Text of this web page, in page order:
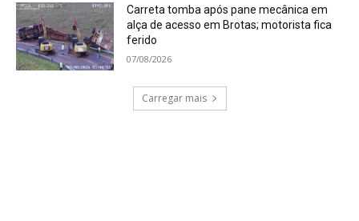
Carreta tomba após pane mecânica em
alça de acesso em Brotas; motorista fica
ferido
07/08/2026
Carregar mais